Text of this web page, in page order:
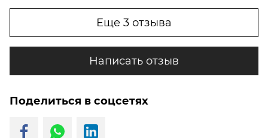
Еще 3 отзыва
Написать отзыв
Поделиться в соцсетях